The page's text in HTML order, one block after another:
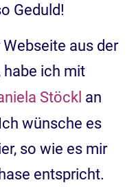
Geduld!
aus der
habe ich mit
Stöckl an
wünsche es
so wie es mir
entspricht.